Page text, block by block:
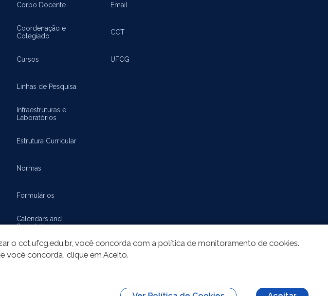
Corpo Docente
Coordenação e
Colegiado
Cursos
Linhas de Pesquisa
Infraestruturas e
Laboratórios
Estrutura Curricular
Normas
Formulários
Calendars and
Schedules
Email
CCT
UFCG
o cct.ufcg.edu.br, você concorda com a política de monitoramento de cookies.
você concorda, clique em Aceito.